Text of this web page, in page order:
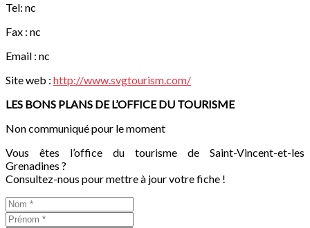
Tel: nc
Fax : nc
Email : nc
Site web : http://www.svgtourism.com/
LES BONS PLANS DE L’OFFICE DU TOURISME
Non communiqué pour le moment
Vous êtes l’office du tourisme de Saint-Vincent-et-les
Grenadines ?
Consultez-nous pour mettre à jour votre fiche !